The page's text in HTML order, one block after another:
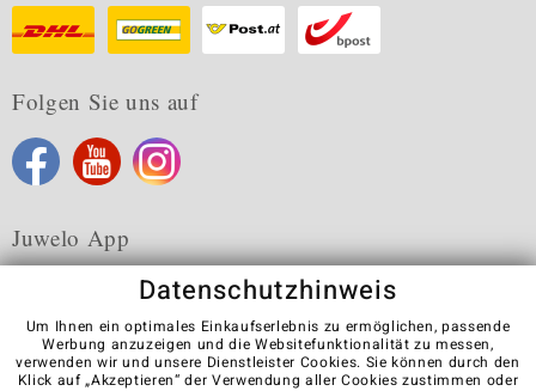
Folgen Sie uns auf
Juwelo App
Karriere AGB Datenschutz Cookies
Impressum
Datenschutzhinweis
Um Ihnen ein optimales Einkaufserlebnis zu ermöglichen, passende
Werbung anzuzeigen und die Websitefunktionalität zu messen,
verwenden wir und unsere Dienstleister Cookies. Sie können durch den
Klick auf „Akzeptieren“ der Verwendung aller Cookies zustimmen oder